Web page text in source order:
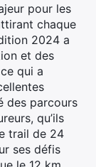
pour les
chaque
2024 a
et des
qui a
des parcours
qu’ils
trail de 24
ses défis